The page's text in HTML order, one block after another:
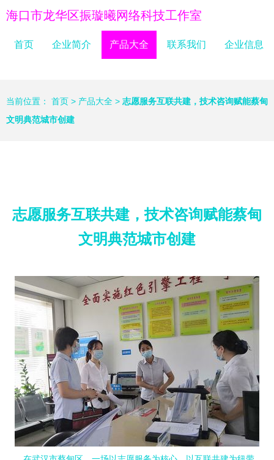
海口市龙华区振璇曦网络科技工作室
首页 企业简介 产品大全 联系我们 企业信息
当前位置： 首页 > 产品大全 > 志愿服务互联共建，技术咨询赋能蔡甸
文明典范城市创建
志愿服务互联共建，技术咨询赋能蔡甸
文明典范城市创建